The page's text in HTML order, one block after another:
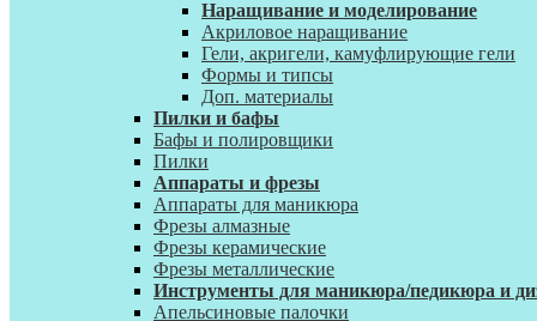
Наращивание и моделирование
Акриловое наращивание
Гели, акригели, камуфлирующие гели
Формы и типсы
Доп. материалы
Пилки и бафы
Бафы и полировщики
Пилки
Аппараты и фрезы
Аппараты для маникюра
Фрезы алмазные
Фрезы керамические
Фрезы металлические
Инструменты для маникюра/педикюра и
Апельсиновые палочки